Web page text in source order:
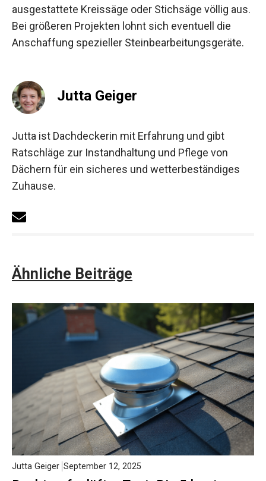
ausgestattete Kreissäge oder Stichsäge völlig aus.
Bei größeren Projekten lohnt sich eventuell die
Anschaffung spezieller Steinbearbeitungsgeräte.
Jutta Geiger
Jutta ist Dachdeckerin mit Erfahrung und gibt
Ratschläge zur Instandhaltung und Pflege von
Dächern für ein sicheres und wetterbeständiges
Zuhause.
Ähnliche Beiträge
Jutta Geiger September 12, 2025